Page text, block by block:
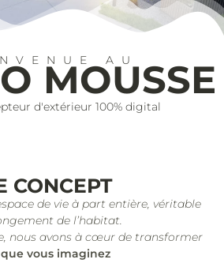
AU
MOUSSE
d'extérieur 100% digital
CONCEPT
de vie à part entière, véritable
de l’habitat.
nous avons à cœur de transformer
vous imaginez